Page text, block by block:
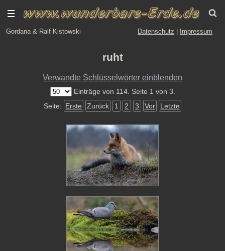
Gordana & Ralf Kistowski Datenschutz Impressum
ruht
Verwandte Schlüsselwörter einblenden
Einträge von 114. Seite 1 von 3.
Seite: Erste Zurück 1 2 3 Vor Letzte